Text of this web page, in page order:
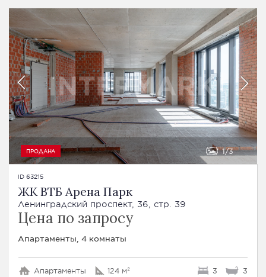
ПРОДАНА 1 3
ID 63215
ЖК ВТБ Арена Парк
Ленинградский проспект, 36, стр. 39
Цена по запросу
Апартаменты, 4 комнаты
Апартаменты 124 м² 3 3